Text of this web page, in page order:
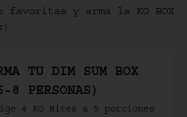
favoritas y arma la KO BOX
TU DIM SUM BOX
8 PERSONAS)
4 KO Bites & 5 porciones